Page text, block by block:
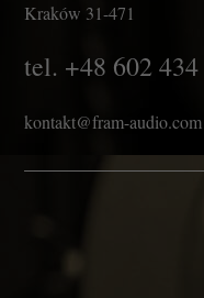
Kraków 31-471
tel. +48 602 434
kontakt@fram-audio.com